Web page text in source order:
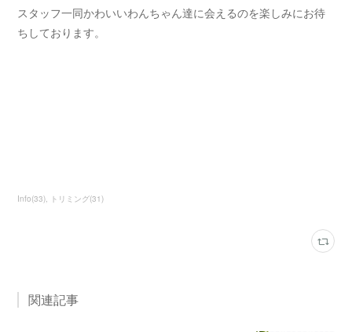
スタッフ一同かわいいわんちゃん達に会えるのを楽しみにお待
ちしております。
Info(33) トリミング(31)
関連記事